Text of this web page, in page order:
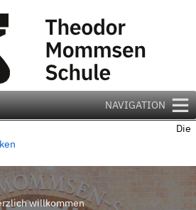
NAVIGATION
willkommen